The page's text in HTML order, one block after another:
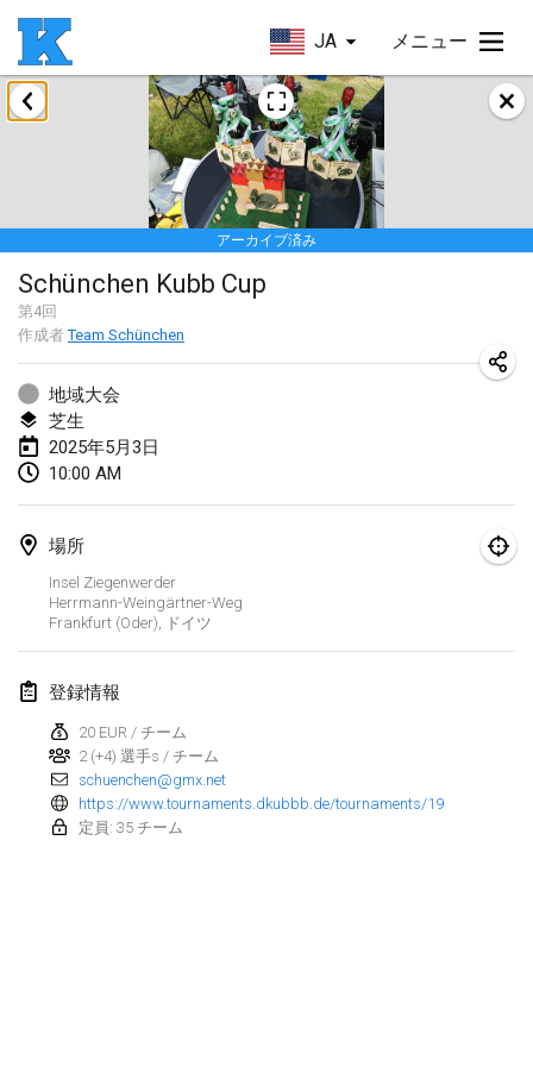
JA メニュー
アーカイブ済み
Schünchen Kubb Cup
第4回
作成者 Team Schünchen
地域大会
芝生
2025年5月3日
10:00 AM
場所
Insel Ziegenwerder
Herrmann-Weingärtner-Weg
Frankfurt (Oder)
ドイツ
登録情報
20 EUR / チーム
2 (+4) 選手s / チーム
schuenchen@gmx.net
https://www.tournaments.dkubbb.de/tournaments/19
定員: 35 チーム
2025年1月
Skuffle for the Shovel
2025年1月18日 アメリカ合衆国
Lake Superior Ice Festival Kubb Tournament
2025年1月25日|アメリカ合衆国
Winterkubb
2025年1月26日|ベルギー
2025年3月
Kubbtornooi De Rode Lantaarn
2025年3月15日|ベルギー
2025年3月15日|ベルギー
North Carolina Kubb Championship
2025年3月22日
Spring Has Sprung
2025年3月22日 アメリカ合衆国
KUBB-o-LOCO tornooi